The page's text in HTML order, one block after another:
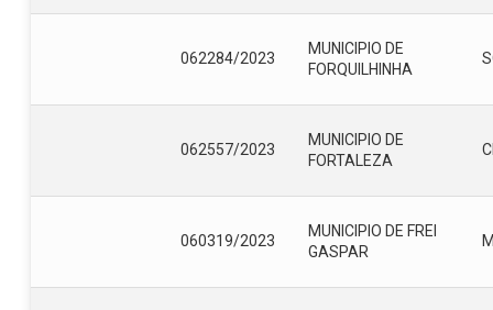
062284/2023
MUNICIPIO DE
FORQUILHINHA
062557/2023
MUNICIPIO DE
FORTALEZA
060319/2023
MUNICIPIO DE FREI
GASPAR